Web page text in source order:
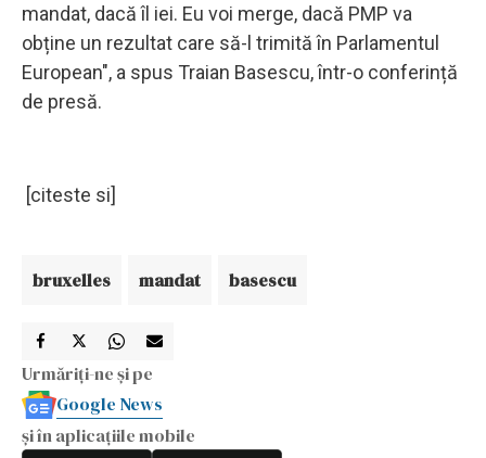
mandat, dacă îl iei. Eu voi merge, dacă PMP va
obține un rezultat care să-l trimită în Parlamentul
European", a spus Traian Basescu, într-o conferință
de presă.
[citeste si]
bruxelles mandat basescu
Urmăriți-ne și pe
Google News
și în aplicațiile mobile